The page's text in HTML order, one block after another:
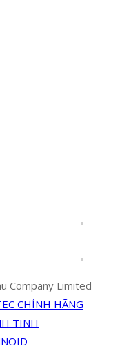
Company Limited
CHÍNH HÃNG
TINH